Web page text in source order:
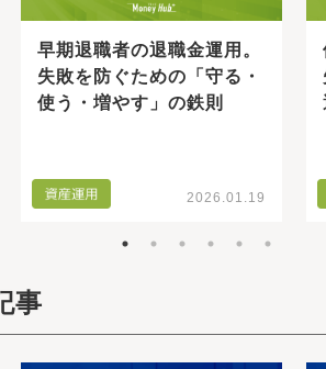
早期退職者の退職金運用。
失敗を防ぐための「守る・
使う・増やす」の鉄則
2026.01.19
事